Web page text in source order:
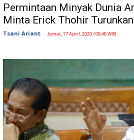
Permintaan Minyak Dunia
Minta Erick Thohir
Tsani Ariant - Jumat, 17 April, 2020 / 06:48 WIB